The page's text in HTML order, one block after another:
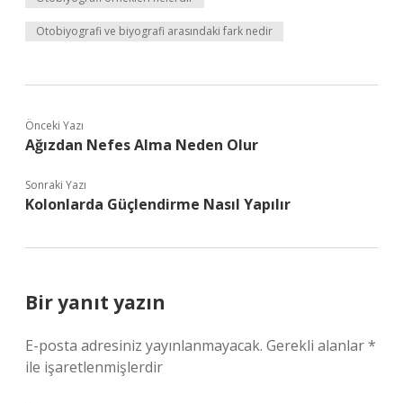
Otobiyografi ve biyografi arasındaki fark nedir
Önceki Yazı
Ağızdan Nefes Alma Neden Olur
Sonraki Yazı
Kolonlarda Güçlendirme Nasıl Yapılır
Bir yanıt yazın
E-posta adresiniz yayınlanmayacak. Gerekli alanlar*
ile işaretlenmişlerdir